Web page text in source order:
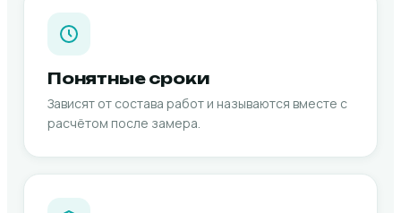
Понятные сроки
Зависят от состава работ и называются вместе с
расчётом после замера.